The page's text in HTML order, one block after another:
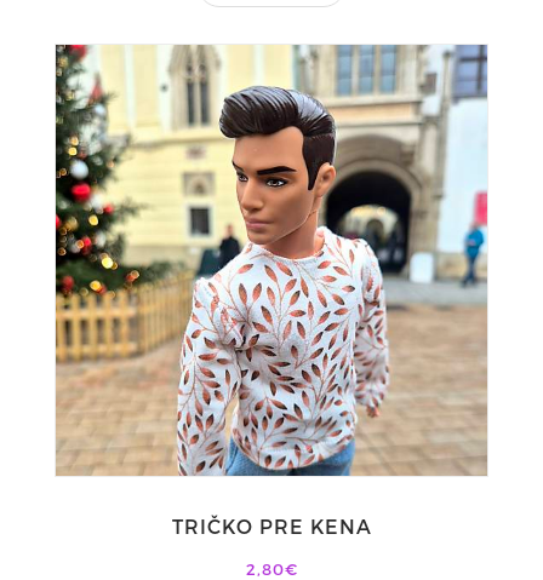
TRIČKO PRE KENA
2,80€